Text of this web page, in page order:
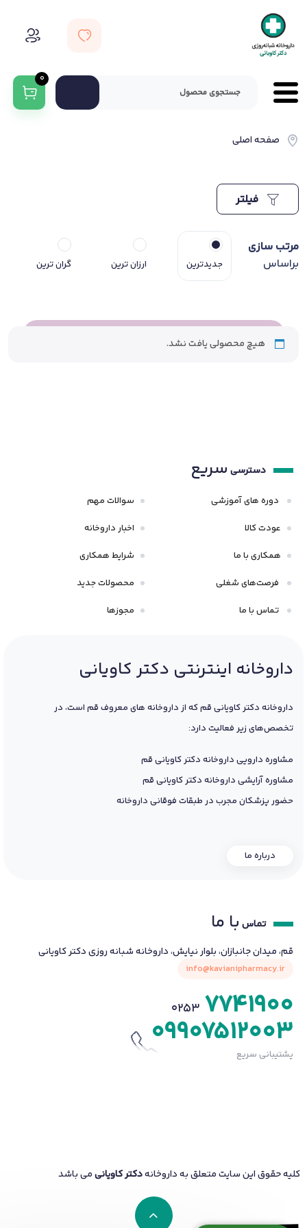
0
صفحه اصلی
مرتب سازی
براساس
جدیدترین ارزان ترین گران ترین
هیچ محصولی یافت نشد.
دسترسی سریع
دوره های آموزشی
عودت کالا
همکاری با ما
فرصت‌های شغلی
تماس با ما
سوالات مهم
اخبار داروخانه
شرایط همکاری
محصولات جدید
مجوزها
داروخانه اینترنتی دکتر کاویانی
داروخانه دکتر کاویانی قم که از داروخانه های معروف قم است، در
تخصص‌های زیر فعالیت دارد:
مشاوره دارویی داروخانه دکتر کاویانی قم
مشاوره آرایشی داروخانه دکتر کاویانی قم
حضور پزشکان مجرب در طبقات فوقانی داروخانه
درباره ما
تماس با ما
قم، میدان جانبازان، بلوار نیایش، داروخانه شبانه روزی دکتر کاویانی
info@kavianipharmacy.ir
0253 7741900
09907512003
پشتیبانی سریع
کلیه حقوق این سایت متعلق به داروخانهدکتر کاویانیمی باشد